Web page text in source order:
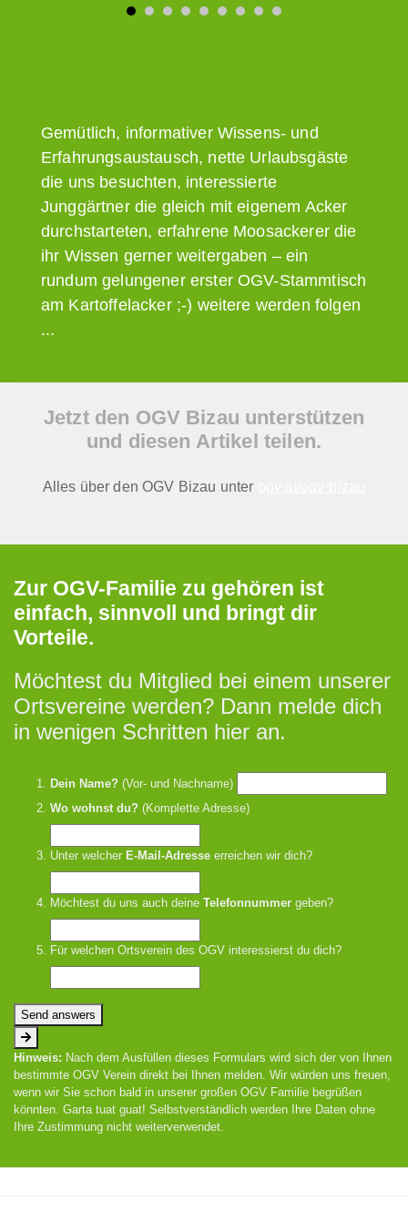
Gemütlich, informativer Wissens- und
Erfahrungsaustausch, nette Urlaubsgäste
die uns besuchten, interessierte
Junggärtner die gleich mit eigenem Acker
durchstarteten, erfahrene Moosackerer die
ihr Wissen gerner weitergaben – ein
rundum gelungener erster OGV-Stammtisch
am Kartoffelacker ;-) weitere werden folgen
...
Jetzt den OGV Bizau unterstützen
und diesen Artikel teilen.
Alles über den OGV Bizau unter
Zur OGV-Familie zu gehören ist
einfach, sinnvoll und bringt dir
Vorteile.
Möchtest du Mitglied bei einem unserer
Ortsvereine werden? Dann melde dich
in wenigen Schritten hier an.
Dein Name? (Vor- und Nachname)
Wo wohnst du? (Komplette Adresse)
Unter welcher E-Mail-Adresse erreichen wir dich?
Möchtest du uns auch deine Telefonnummer geben?
Für welchen Ortsverein des OGV interessierst du dich?
Send answers
Hinweis: Nach dem Ausfüllen dieses Formulars wird sich der von Ihnen
bestimmte OGV Verein direkt bei Ihnen melden. Wir würden uns freuen,
wenn wir Sie schon bald in unserer großen OGV Familie begrüßen
könnten. Garta tuat guat! Selbstverständlich werden Ihre Daten ohne
Ihre Zustimmung nicht weiterverwendet.